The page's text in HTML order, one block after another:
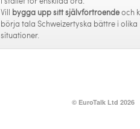
Vill bygga upp sitt självförtroendeoch
börja tala Schweizertyska bättre i olika
situationer.
© EuroTalk Ltd 2026